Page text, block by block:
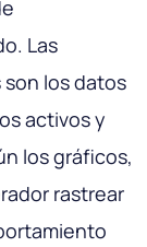
Las
los datos
activos y
los gráficos,
rastrear